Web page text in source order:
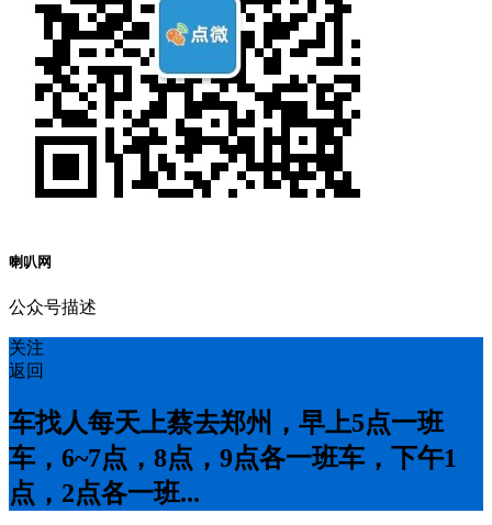
喇叭网
公众号描述
关注
返回
车找人每天上蔡去郑州，早上5点一班
车，6~7点，8点，9点各一班车，下午1
点，2点各一班...